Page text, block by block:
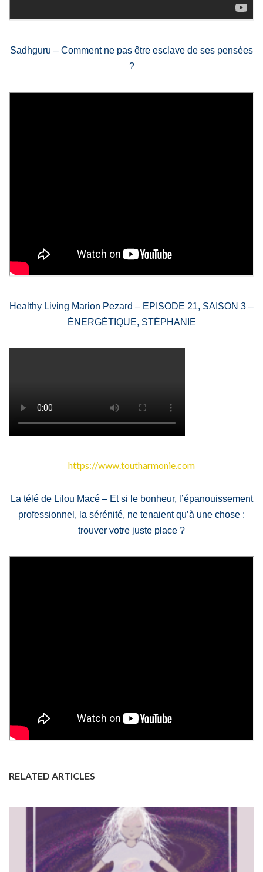
Sadhguru – Comment ne pas être esclave de ses pensées
?
Healthy Living Marion Pezard – EPISODE 21, SAISON 3 –
ÉNERGÉTIQUE, STÉPHANIE
https://www.toutharmonie.com
La télé de Lilou Macé – Et si le bonheur, l’épanouissement
professionnel, la sérénité, ne tenaient qu’à une chose :
trouver votre juste place ?
RELATED ARTICLES